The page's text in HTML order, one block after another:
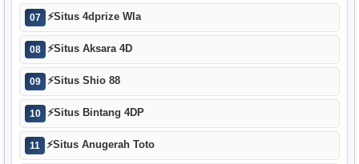
07 ⚡Situs 4dprize Wla
08 ⚡Situs Aksara 4D
09 ⚡Situs Shio 88
10 ⚡Situs Bintang 4DP
11 ⚡Situs Anugerah Toto